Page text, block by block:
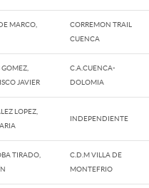
MARCO,
CORREMON TRAIL
CUENCA
GOMEZ,
JAVIER
C.A.CUENCA-
DOLOMIA
LOPEZ,
INDEPENDIENTE
TIRADO,
C.D.M VILLA DE
MONTEFRIO